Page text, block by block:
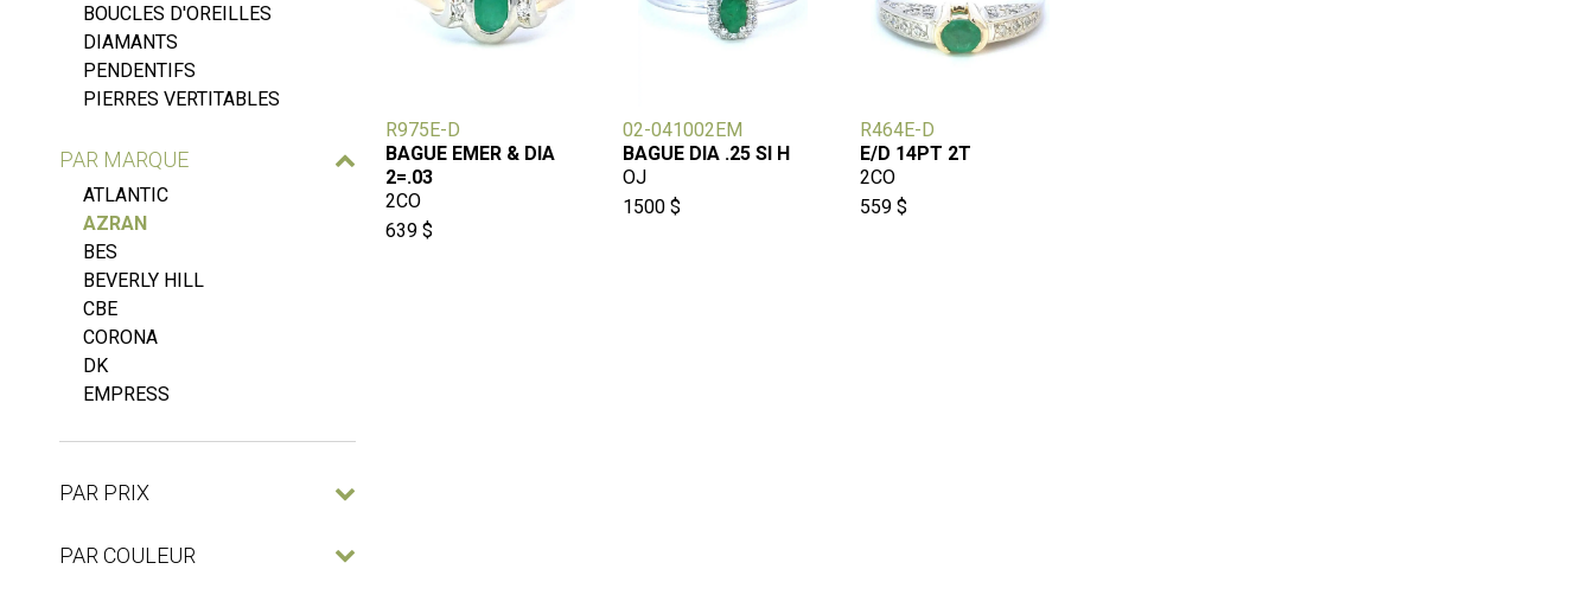
BOUCLES D'OREILLES
DIAMANTS
PENDENTIFS
PIERRES VERTITABLES
PAR MARQUE
ATLANTIC
AZRAN
BES
BEVERLY HILL
CBE
CORONA
DK
EMPRESS
PAR PRIX
PAR COULEUR
R975E-D
BAGUE EMER & DIA
2=.03
2CO
639 $
02-041002EM
BAGUE DIA .25 SI H
OJ
1500 $
R464E-D
E/D 14PT 2T
2CO
559 $